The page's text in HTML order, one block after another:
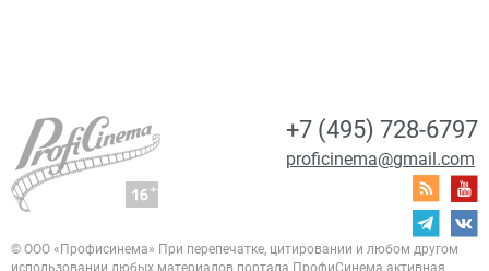
+7 (495) 728-6797
proficinema@gmail.com
© ООО «Профисинема» При перепечатке, цитировании и любом другом